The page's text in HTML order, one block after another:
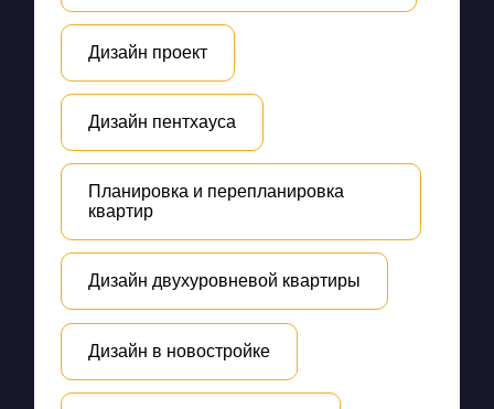
Дизайн проект
Дизайн пентхауса
Планировка и перепланировка
квартир
Дизайн двухуровневой квартиры
Дизайн в новостройке